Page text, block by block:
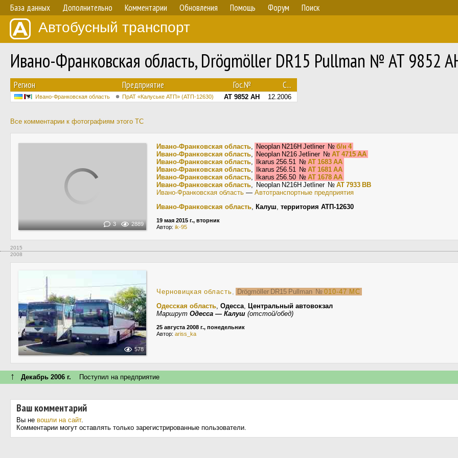
База данных Дополнительно Комментарии Обновления Помощь Форум Поиск
Автобусный транспорт
Ивано-Франковская область, Drögmöller DR15 Pullman № AT 9852
Регион Предприятие Гос.№ С...
Ивано-Франковская область ПрАТ «Калуське АТП» (АТП-12630) AT 9852 AH 12.2006
Все комментарии к фотографиям этого ТС
3 2889
Ивано-Франковская область, Neoplan N216H Jetliner № б/н 4
Ивано-Франковская область, Neoplan N216 Jetliner № AT 4715 AA
Ивано-Франковская область, Ikarus 256.51 № AT 1683 AA
Ивано-Франковская область, Ikarus 256.51 № AT 1681 AA
Ивано-Франковская область, Ikarus 256.50 № AT 1678 AA
Ивано-Франковская область, Neoplan N216H Jetliner № AT 7933 BB
Ивано-Франковская область — Автотранспортные предприятия
Ивано-Франковская область, Калуш, территория АТП-12630
19 мая 2015 г., вторник
Автор: ik-95
2015
2008
578
Черновицкая область, Drögmöller DR15 Pullman № 010-47 МС
Одесская область, Одесса, Центральный автовокзал
Маршрут Одесса — Калуш (отстой/обед)
25 августа 2008 г., понедельник
Автор: ariss_ka
↑ Декабрь 2006 г. Поступил на предприятие
Ваш комментарий
Вы не вошли на сайт.
Комментарии могут оставлять только зарегистрированные пользователи.